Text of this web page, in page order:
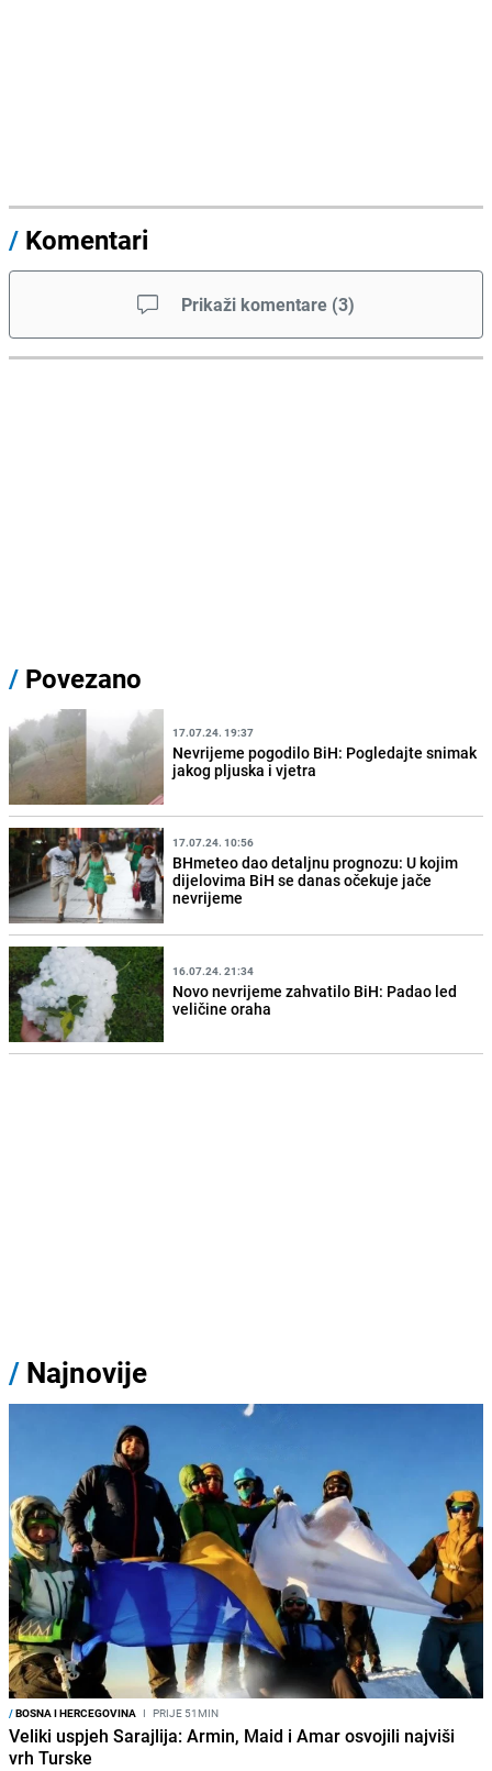
/ Komentari
Prikaži komentare (3)
/ Povezano
17.07.24. 19:37
Nevrijeme pogodilo BiH: Pogledajte snimak
jakog pljuska i vjetra
17.07.24. 10:56
BHmeteo dao detaljnu prognozu: U kojim
dijelovima BiH se danas očekuje jače
nevrijeme
16.07.24. 21:34
Novo nevrijeme zahvatilo BiH: Padao led
veličine oraha
/ Najnovije
/BOSNA I HERCEGOVINA I PRIJE 51MIN
Veliki uspjeh Sarajlija: Armin, Maid i Amar osvojili najviši
vrh Turske